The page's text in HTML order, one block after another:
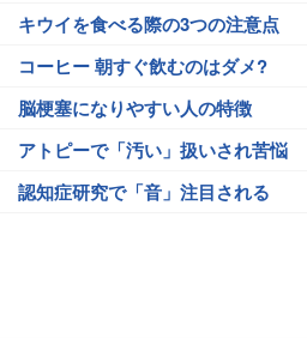
キウイを食べる際の3つの注意点
コーヒー 朝すぐ飲むのはダメ?
脳梗塞になりやすい人の特徴
アトピーで「汚い」扱いされ苦悩
認知症研究で「音」注目される